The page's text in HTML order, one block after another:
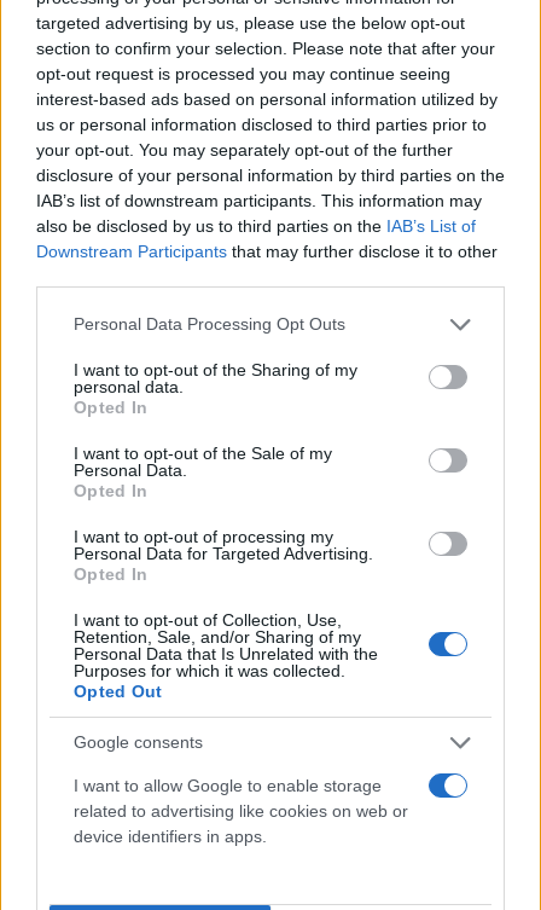
targeted advertising by us, please use the below opt-out
section to confirm your selection. Please note that after your
opt-out request is processed you may continue seeing
interest-based ads based on personal information utilized by
us or personal information disclosed to third parties prior to
your opt-out. You may separately opt-out of the further
disclosure of your personal information by third parties on the
IAB’s list of downstream participants. This information may
also be disclosed by us to third parties on the IAB’s List of
Downstream Participants that may further disclose it to other
Please note that this website/app uses one or more Google
not limited to your visit or usage behaviour. You may click to
grant or deny consent to Google and its third-party tags to
use your data for below specified purposes in below Google
consent section.
Personal Data Processing Opt Outs
I want to opt-out of the Sharing of my
personal data.
Opted In
I want to opt-out of the Sale of my
Personal Data.
Opted In
I want to opt-out of processing my
Personal Data for Targeted Advertising.
Opted In
I want to opt-out of Collection, Use,
Retention, Sale, and/or Sharing of my
Personal Data that Is Unrelated with the
Purposes for which it was collected.
Opted Out
Google consents
I want to allow Google to enable storage
related to advertising like cookies on web or
device identifiers in apps.
Αξιοποιώντας το Microsoft Azure και την EY.ai
Agentic Platform, με την υποστήριξη της
επιταχυνόμενης υπολογιστικής ισχύος της NVIDIA,
η Τράπεζα αναπτύσσει ευφυή συστήματα που
ενισχύουν την αποδοτικότητα, την ευελιξία και την
πλήρως εξατομικευμένη εμπειρία εξυπηρέτησης. Η
πρωτοβουλία σηματοδοτεί μετάβαση από την απλή
αυτοματοποίηση σε εξελιγμένα agent-based
μοντέλα, ενταγμένα σε αυστηρά πλαίσια
διακυβέρνησης, διαχείρισης κινδύνων και
κανονιστικής συμμόρφωσης.
Κεντρικό πυλώνα της μετάβασης αποτελεί η
στρατηγική συμμαχία με τη Fairfax Digital Services.
Το μοντέλο συνεργασίας σχεδιάζεται σε Ελλάδα και
Καναδά και υλοποιείται στην Ινδία,
ανάπτυξης και παράδοσης τεχνολογικών λύσεων.
Στο πλαίσιο αυτό έχει δημιουργηθεί Global
Delivery Center (GDC) στην Ινδία, σε συνεργασία με
τη Fairfax Digital Services και ινδικούς
τεχνολογικούς οργανισμούς, ενισχύοντας τις
τοπικές μηχανικές δυνατότητες και τη
μακροπρόθεσμη τεχνολογική παρουσία της